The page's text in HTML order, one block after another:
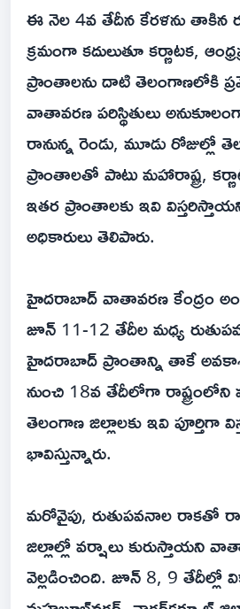
ఈ నెల 4వ తేదీన కేరళను తాకిన
క్రమంగా కదులుతూ కర్ణాటక,
ప్రాంతాలను దాటి తెలంగాణలోకి
వాతావరణ పరిస్థితులు
రానున్న రెండు, మూడు రోజుల్లో
ప్రాంతాలతో పాటు మహారాష్ట్ర,
ఇతర ప్రాంతాలకు ఇవి
అధికారులు తెలిపారు.
హైదరాబాద్‌ వాతావరణ కేంద్రం
జూన్ 11-12 తేదీల మధ్య
హైదరాబాద్ ప్రాంతాన్ని తాకే
నుంచి 18వ తేదీలోగా రాష్ట్రంలోని
తెలంగాణ జిల్లాలకు ఇవి పూర్తిగా
భావిస్తున్నారు.
మరోవైపు, రుతుపవనాల రాకతో
జిల్లాల్లో వర్షాలు కురుస్తాయని
వెల్లడించింది. జూన్ 8, 9